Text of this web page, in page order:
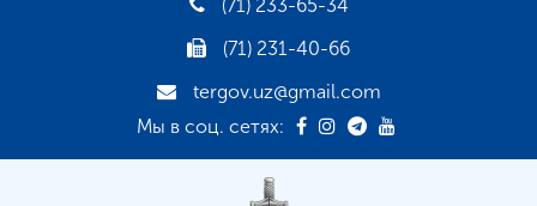
(71) 233-65-34
(71) 231-40-66
tergov.uz@gmail.com
Мы в соц. сетях: